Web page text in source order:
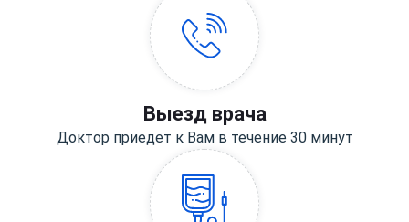
Выезд врача
Доктор приедет к Вам в течение 30 минут